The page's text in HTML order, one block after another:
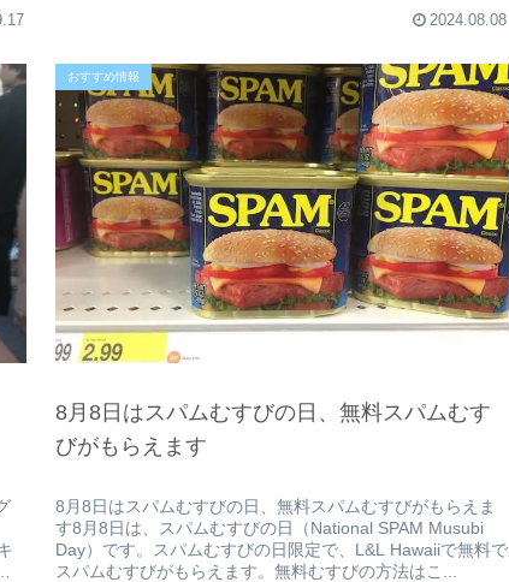
2024.08.08
おすすめ情報
8月8日はスパムむすびの日、無料スパムむす
びがもらえます
8月8日はスパムむすびの日、無料スパムむすびがもらえま
す8月8日は、スパムむすびの日（National SPAM Musubi
Day）です。スパムむすびの日限定で、L&L Hawaiiで無料で
スパムむすびがもらえます。無料むすびの方法はこ...